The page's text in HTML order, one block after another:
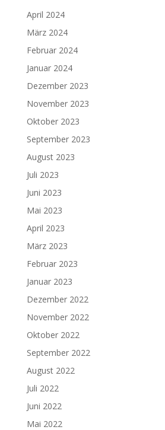
April 2024
März 2024
Februar 2024
Januar 2024
Dezember 2023
November 2023
Oktober 2023
September 2023
August 2023
Juli 2023
Juni 2023
Mai 2023
April 2023
März 2023
Februar 2023
Januar 2023
Dezember 2022
November 2022
Oktober 2022
September 2022
August 2022
Juli 2022
Juni 2022
Mai 2022